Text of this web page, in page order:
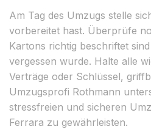
Am Tag des Umzugs stelle
vorbereitet hast. Überprüfe
Kartons richtig beschriftet
vergessen wurde. Halte alle
Verträge oder Schlüssel,
Umzugsprofi Rothmann
stressfreien und sicheren
Ferrara zu gewährleisten.